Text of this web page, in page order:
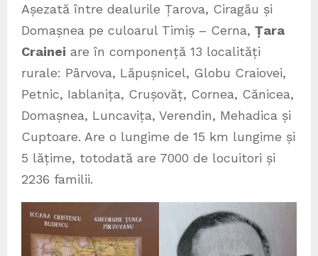
Așezată între dealurile Țarova, Ciragău și
Domașnea pe culoarul Timiș – Cerna, Țara
Crainei are în componență 13 localități
rurale: Pârvova, Lăpușnicel, Globu Craiovei,
Petnic, Iablanița, Crușovăț, Cornea, Cănicea,
Domașnea, Luncavița, Verendin, Mehadica și
Cuptoare. Are o lungime de 15 km lungime și
5 lățime, totodată are 7000 de locuitori și
2236 familii.